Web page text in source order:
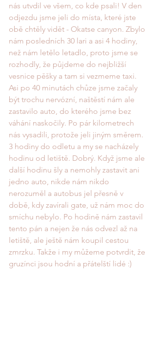
nás utvdil ve všem, co kde psali! V den
odjezdu jsme jeli do místa, které jste
obě chtěly vidět - Okatse canyon. Zbylo
nám posledních 30 lari a asi 4 hodiny,
než nám letělo letadlo, proto jsme se
rozhodly, že půjdeme do nejbližší
vesnice pěšky a tam si vezmeme taxi.
Asi po 40 minutách chůze jsme začaly
být trochu nervózní, naštěstí nám ale
zastavilo auto, do kterého jsme bez
váhání naskočily. Po pár kilometrech
nás vysadili, protože jeli jiným směrem.
3 hodiny do odletu a my se nacházely
hodinu od letiště. Dobrý. Když jsme ale
další hodinu šly a nemohly zastavit ani
jedno auto, nikde nám nikdo
nerozuměl a autobus jel přesně v
době, kdy zavírali gate, už nám moc do
smíchu nebylo. Po hodině nám zastavil
tento pán a nejen že nás odvezl až na
letiště, ale ještě nám koupil cestou
zmrzku. Takže i my můžeme potvrdit, že
gruzínci jsou hodní a přátelští lidé :)